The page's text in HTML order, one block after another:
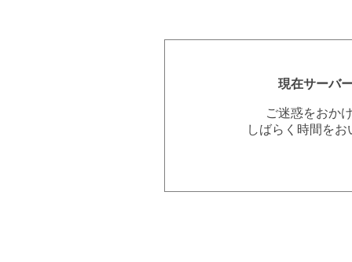
現在サーバ
ご迷惑をおか
しばらく時間を